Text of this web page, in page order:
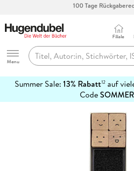
Hugendubel
Menu
Filiale
Summer Sale: 13% Rabatt12auf
Code
erfahren